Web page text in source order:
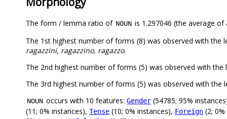
The form / lemma ratio of NOUN is 1.297046 (the average
The 1st highest number of forms (8) was observed with the
ragazzini, ragazzino, ragazzo.
The 2nd highest number of forms (5) was observed with the
The 3rd highest number of forms (5) was observed with the
NOUN occurs with 10 features: Gender (54785; 95%
(11; 0% instances), Tense (10; 0% instances), Foreign (2;